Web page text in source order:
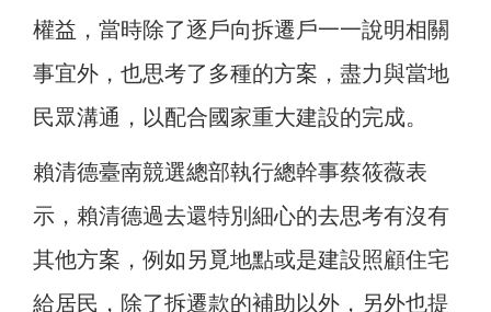
權益，當時除了逐戶向拆遷戶一一說明相關
事宜外，也思考了多種的方案，盡力與當地
民眾溝通，以配合國家重大建設的完成。
賴清德臺南競選總部執行總幹事蔡筱薇表
示，賴清德過去還特別細心的去思考有沒有
其他方案，例如另覓地點或是建設照顧住宅
給居民，除了拆遷款的補助以外，另外也提